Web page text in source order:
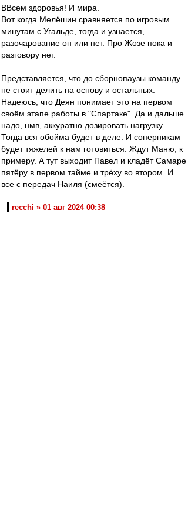
ВВсем здоровья! И мира.
Вот когда Мелёшин сравняется по игровым
минутам с Угальде, тогда и узнается,
разочарование он или нет. Про Жозе пока и
разговору нет.
Представляется, что до сборнопаузы команду
не стоит делить на основу и остальных.
Надеюсь, что Деян понимает это на первом
своём этапе работы в "Спартаке". Да и дальше
надо, нмв, аккуратно дозировать нагрузку.
Тогда вся обойма будет в деле. И соперникам
будет тяжелей к нам готовиться. Ждут Маню, к
примеру. А тут выходит Павел и кладёт Самаре
пятёру в первом тайме и трёху во втором. И
все с передач Наиля (смеётся).
recchi » 01 авг 2024 00:38